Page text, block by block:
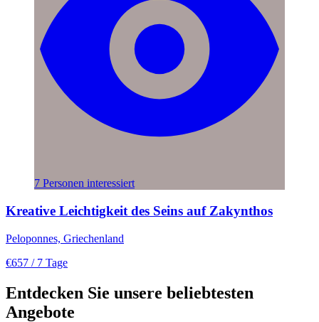
7 Personen interessiert
Kreative Leichtigkeit des Seins auf Zakynthos
Peloponnes, Griechenland
€657 / 7 Tage
Entdecken Sie unsere beliebtesten
Angebote